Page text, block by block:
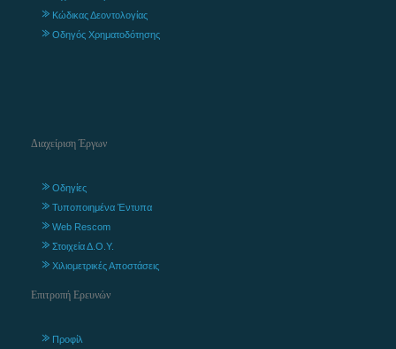
Κώδικας Δεοντολογίας
Οδηγός Χρηματοδότησης
Διαχείριση Έργων
Οδηγίες
Τυποποιημένα Έντυπα
Web Rescom
Στοιχεία Δ.Ο.Υ.
Χιλιομετρικές Αποστάσεις
Επιτροπή Ερευνών
Προφίλ